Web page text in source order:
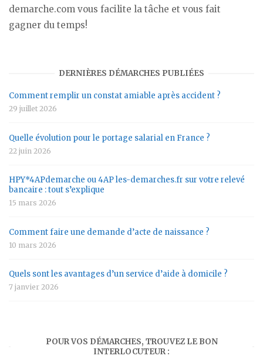
demarche.com vous facilite la tâche et vous fait
gagner du temps!
DERNIÈRES DÉMARCHES PUBLIÉES
Comment remplir un constat amiable après accident ?
29 juillet 2026
Quelle évolution pour le portage salarial en France ?
22 juin 2026
HPY*4APdemarche ou 4AP les-demarches.fr sur votre relevé
bancaire : tout s’explique
15 mars 2026
Comment faire une demande d’acte de naissance ?
10 mars 2026
Quels sont les avantages d’un service d’aide à domicile ?
7 janvier 2026
POUR VOS DÉMARCHES, TROUVEZ LE BON
INTERLOCUTEUR :